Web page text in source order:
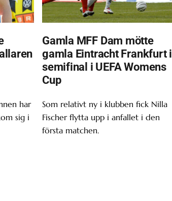
har
sig i
Gamla MFF Dam mötte
gamla Eintracht Frankfurt i
semifinal i UEFA Womens
Cup
Som relativt ny i klubben fick Nilla
Fischer flytta upp i anfallet i den
första matchen.